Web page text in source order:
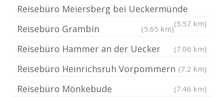
Reisebüro Meiersberg bei Ueckermünde
(5.57 km)
Reisebüro Grambin (5.65 km)
Reisebüro Hammer an der Uecker (7.06 km)
Reisebüro Heinrichsruh Vorpommern (7.2 km)
Reisebüro Mönkebude (7.46 km)